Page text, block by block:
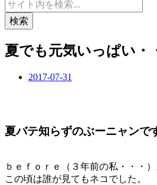
検索
夏でも元気いっぱい・
2017-07-31
夏バテ知らずのぶーニャンで
ｂｅｆｏｒｅ（３年前の私・・・
この頃は誰が見てもネコでした。